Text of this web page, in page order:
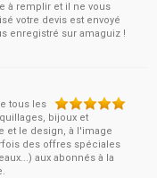
à remplir et il ne vous
votre devis est envoyé
enregistré sur amaguiz !
tous les
bijoux et
et le design, à l'image
des offres spéciales
aux abonnés à la